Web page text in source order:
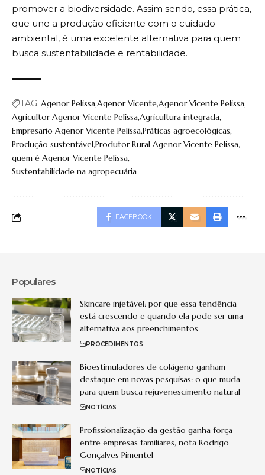
promover a biodiversidade. Assim sendo, essa prática,
que une a produção eficiente com o cuidado
ambiental, é uma excelente alternativa para quem
busca sustentabilidade e rentabilidade.
TAG: Agenor PelissaAgenor VicenteAgenor Vicente Pelissa
Agricultor Agenor Vicente PelissaAgricultura integrada
Empresario Agenor Vicente PelissaPráticas agroecológicas
Produção sustentávelProdutor Rural Agenor Vicente Pelissa
quem é Agenor Vicente Pelissa
Sustentabilidade na agropecuária
FACEBOOK
Populares
Skincare injetável: por que essa tendência
está crescendo e quando ela pode ser uma
alternativa aos preenchimentos
PROCEDIMENTOS
Bioestimuladores de colágeno ganham
destaque em novas pesquisas: o que muda
para quem busca rejuvenescimento natural
NOTÍCIAS
Profissionalização da gestão ganha força
entre empresas familiares, nota Rodrigo
Gonçalves Pimentel
NOTÍCIAS